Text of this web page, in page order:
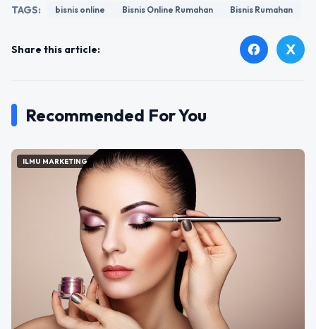
TAGS: bisnis online Bisnis Online Rumahan Bisnis Rumahan
Share this article: facebook X
Recommended For You
ILMU MARKETING